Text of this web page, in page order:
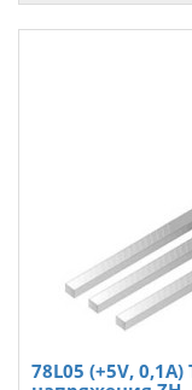
78L05 (+5V,